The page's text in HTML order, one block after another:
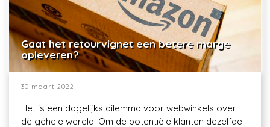
Gaat het retourvignet een betere marge
opleveren?
30 maart 2022
Het is een dagelijks dilemma voor webwinkels over
de gehele wereld. Om de potentiële klanten dezelfde